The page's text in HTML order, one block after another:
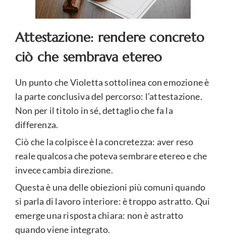
Attestazione: rendere concreto
ciò che sembrava etereo
Un punto che Violetta sottolinea con emozione è
la parte conclusiva del percorso: l’attestazione.
Non per il titolo in sé, dettaglio che fa la
differenza.
Ciò che la colpisce è la concretezza: aver reso
reale qualcosa che poteva sembrare etereo e che
invece cambia direzione.
Questa è una delle obiezioni più comuni quando
si parla di lavoro interiore: è troppo astratto. Qui
emerge una risposta chiara: non è astratto
quando viene integrato.